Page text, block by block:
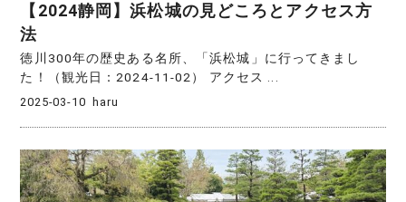
【2024静岡】浜松城の見どころとアクセス方
法
徳川300年の歴史ある名所、「浜松城」に行ってきまし
た！（観光日：2024-11-02） アクセス ...
2025-03-10 haru